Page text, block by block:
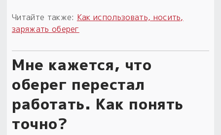
Читайте также: Как использовать, носить,
заряжать оберег
Мне кажется, что
оберег перестал
работать. Как понять
точно?